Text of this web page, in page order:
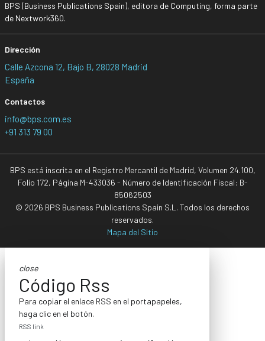
BPS (Business Publications Spain), editora de Computing, forma parte
de Nextwork360.
Dirección
Calle Azcona 12, Bajo B, 28028 Madrid
España
Contactos
info@bps.com.es
+91 313 79 00
BPS está inscrita en el Registro Mercantil de Madrid, Volumen 24.100,
Folio 172, Página M-433036 - Número de Identificación Fiscal: B-
85062503
© 2026 BPS Business Publications Spain S.L. Todos los derechos
reservados.
Mapa del Sitio
close
Código Rss
Para copiar el enlace RSS en el portapapeles,
haga clic en el botón.
RSS link